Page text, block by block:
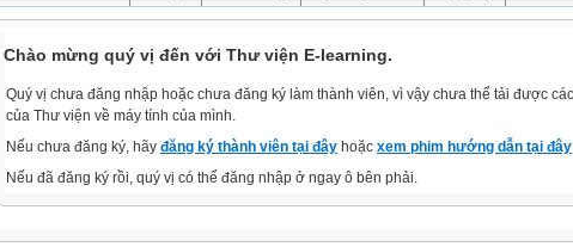
Chào mừng quý vị đến với Thư viện E-learning.
Quý vị chưa đăng nhập hoặc chưa đăng ký làm thành viên, vì vậy chưa thể tải được
của Thư viện về máy tính của mình.
Nếu chưa đăng ký, hãy đăng ký thành viên tại đây hoặc xem phim hướng dẫn tại đây
Nếu đã đăng ký rồi, quý vị có thể đăng nhập ở ngay ô bên phải.